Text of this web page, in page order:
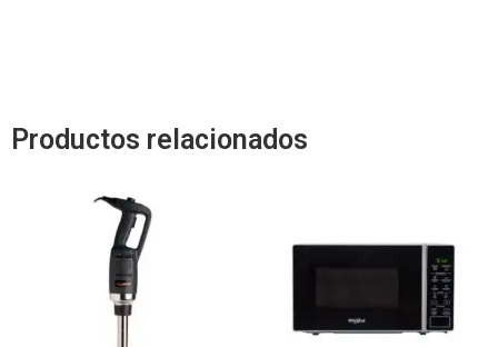
Productos relacionados